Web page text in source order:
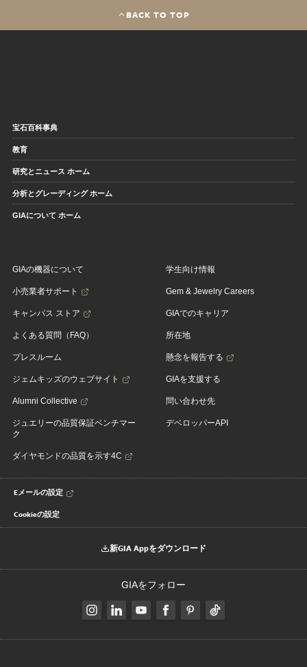
BACK TO TOP
宝石百科事典
教育
研究とニュース ホーム
分析とグレーディング ホーム
GIAについて ホーム
GIAの機器について
小売業者サポート
キャンパス ストア
よくある質問（FAQ）
プレスルーム
ジェムキッズのウェブサイト
Alumni Collective
ジュエリーの品質保証ベンチマー
ク
ダイヤモンドの品質を示す4C
学生向け情報
Gem & Jewelry Careers
GIAでのキャリア
所在地
懸念を報告する
GIAを支援する
問い合わせ先
デベロッパーAPI
Eメールの設定
Cookieの設定
新GIA Appをダウンロード
GIAをフォロー